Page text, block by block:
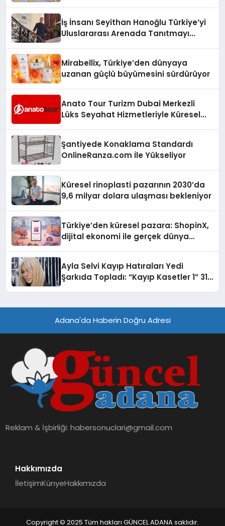
İş İnsanı Seyithan Hanoğlu Türkiye’yi
Uluslararası Arenada Tanıtmayı
Mirabellix, Türkiye’den dünyaya
uzanan güçlü büyümesini sürdürüyor
Anato Tour Turizm Dubai Merkezli
Lüks Seyahat Hizmetleriyle Küresel
Şantiyede Konaklama Standardı
OnlineRanza.com İle Yükseliyor
Küresel rinoplasti pazarının 2030’da
9,6 milyar dolara ulaşması bekleniyor
Türkiye’den küresel pazara: ShopinX,
dijital ekonomi ile gerçek dünya
Ayla Selvi Kayıp Hatıraları Yedi
Şarkıda Topladı: “Kayıp Kasetler 1” 31
Adana'da Haberin Doğru Adresi
Reklam & İşbirliği:habersonuclari@gmail.com
Hakkımızda
İletişimKünyeHakkımızda
Copyright © 2025 Tüm hakları GÜNCEL ADANA saklıdır.